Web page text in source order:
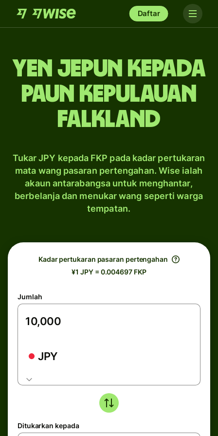
Daftar
yen Jepun kepada
paun Kepulauan
Falkland
Tukar JPY kepada FKP pada kadar pertukaran
mata wang pasaran pertengahan. Wise ialah
akaun antarabangsa untuk menghantar,
berbelanja dan menukar wang seperti warga
tempatan.
Kadar pertukaran pasaran pertengahan
¥1 JPY = 0.004697 FKP
Jumlah
JPY
Ditukarkan kepada